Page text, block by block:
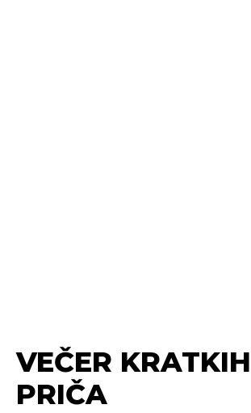
VEČER KRATKIH
PRIČA